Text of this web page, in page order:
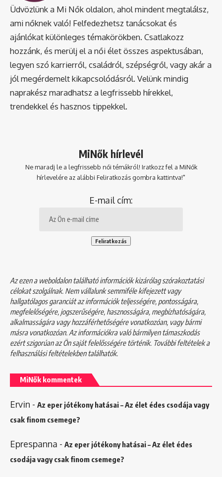
Üdvözlünk a Mi Nők oldalon, ahol mindent megtalálsz,
ami nőknek való! Felfedezhetsz tanácsokat és
ajánlókat különleges témakörökben. Csatlakozz
hozzánk, és merülj el a női élet összes aspektusában,
legyen szó karrierről, családról, szépségről, vagy akár a
jól megérdemelt kikapcsolódásról. Velünk mindig
naprakész maradhatsz a legfrissebb hírekkel,
trendekkel és hasznos tippekkel.
MiNők hírlevél
Ne maradj le a legfrissebb női témákról! Iratkozz fel a MiNők
hírlevelére az alábbi Feliratkozás gombra kattintva!"
E-mail cím:
Az ezen a weboldalon található információk kizárólag szórakoztatási
célokat szolgálnak. Nem vállalunk semmiféle kifejezett vagy
hallgatólagos garanciát az információk teljességére, pontosságára,
megfelelőségére, jogszerűségére, hasznosságára, megbízhatóságára,
alkalmasságára vagy hozzáférhetőségére vonatkozóan, vagy bármi
másra vonatkozóan. Az információkra való bármilyen támaszkodás
ezért szigorúan az Ön saját felelősségére történik. További feltételek a
felhasználási feltételekbentalálhatók.
MiNők kommentek
Ervin - Az eper jótékony hatásai – Az élet édes csodája vagy
csak finom csemege?
Eprespanna - Az eper jótékony hatásai – Az élet édes
csodája vagy csak finom csemege?